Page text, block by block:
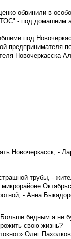
обвинили в
- под домашним
под
предпринимателя
Новочеркасска
Новочеркасск, -
трубы, -
микрорайоне
- Анна
бедным я не
свою жизнь?
Олег Пахолков